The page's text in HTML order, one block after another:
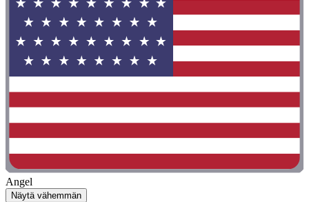
Angel
Näytä vähemmän